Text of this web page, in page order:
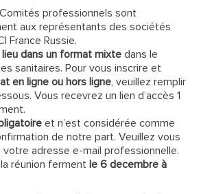
professionnels sont
aux représentants des sociétés
France Russie.
lieu dans un format mixte dans le
sanitaires. Pour vous inscrire et
en ligne ou hors ligne, veuillez remplir
Vous recevrez un lien d’accès 1
et n’est considérée comme
de notre part. Veuillez vous
votre adresse e-mail professionnelle.
réunion ferment le 6 decembre à